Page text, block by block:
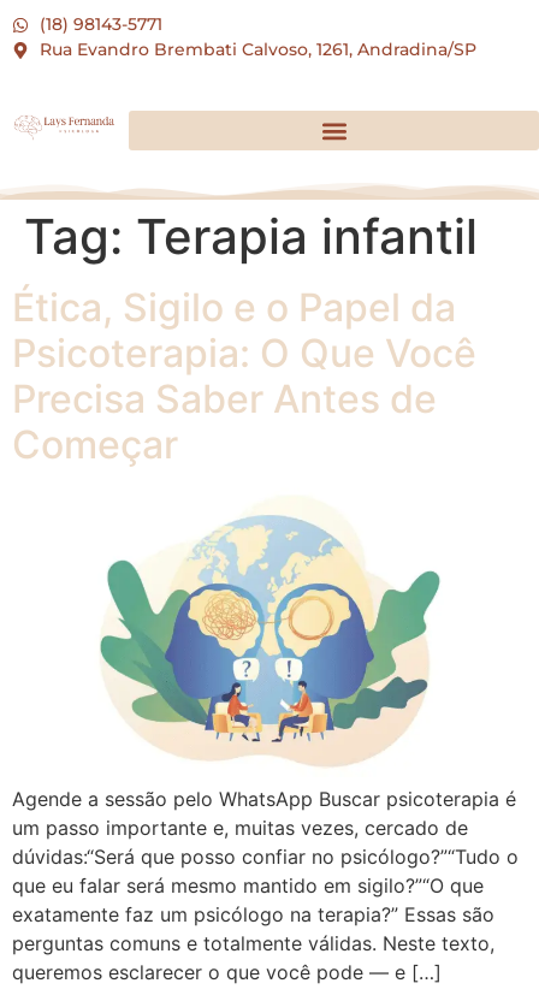
(18) 98143-5771
Rua Evandro Brembati Calvoso, 1261, Andradina/SP
Tag: Terapia infantil
Ética, Sigilo e o Papel da
Psicoterapia: O Que Você
Precisa Saber Antes de
Começar
Agende a sessão pelo WhatsApp Buscar psicoterapia é
um passo importante e, muitas vezes, cercado de
dúvidas:“Será que posso confiar no psicólogo?”“Tudo o
que eu falar será mesmo mantido em sigilo?”“O que
exatamente faz um psicólogo na terapia?” Essas são
perguntas comuns e totalmente válidas. Neste texto,
queremos esclarecer o que você pode — e […]